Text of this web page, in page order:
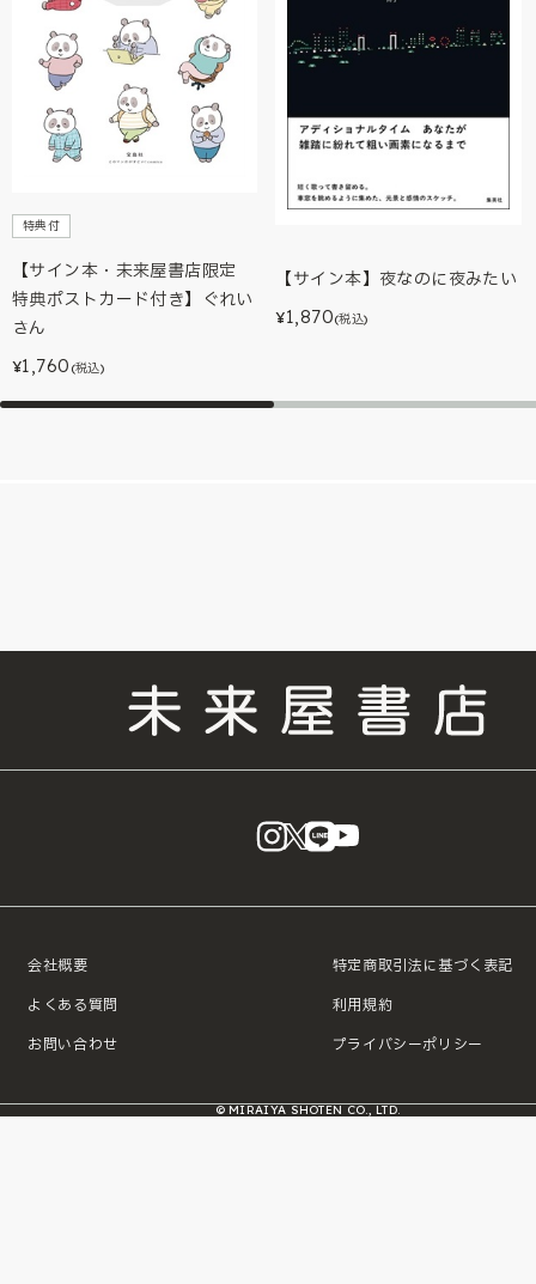
特典付
【サイン本・未来屋書店限定
特典ポストカード付き】ぐれい
さん
¥1,760 (税込)
【サイン本】夜なのに夜みたい
¥1,870(税込)
instagram
X LINE
会社概要
よくある質問
お問い合わせ
特定商取引法に基づく表記
利用規約
プライバシーポリシー
© MIRAIYA SHOTEN CO., LTD.